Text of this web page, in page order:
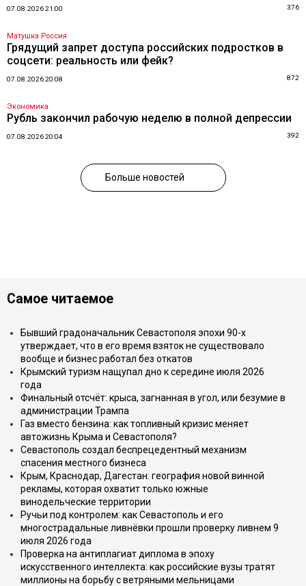
07.08.2026 21:00 376
Матушка Россия
Грядущий запрет доступа российских подростков в
соцсети: реальность или фейк?
07.08.2026 20:08 872
Экономика
Рубль закончил рабочую неделю в полной депрессии
07.08.2026 20:04 392
Больше новостей
Самое читаемое
Бывший градоначальник Севастополя эпохи 90-х
утверждает, что в его время взяток не существовало
вообще и бизнес работал без откатов
Крымский туризм нащупал дно к середине июля 2026
года
Финальный отсчёт: крыса, загнанная в угол, или безумие в
администрации Трампа
Газ вместо бензина: как топливный кризис меняет
автожизнь Крыма и Севастополя?
Севастополь создал беспрецедентный механизм
спасения местного бизнеса
Крым, Краснодар, Дагестан: география новой винной
рекламы, которая охватит только южные
винодельческие территории
Ручьи под контролем: как Севастополь и его
многострадальные ливнёвки прошли проверку ливнем 9
июля 2026 года
Проверка на антиплагиат диплома в эпоху
искусственного интеллекта: как российские вузы тратят
миллионы на борьбу с ветряными мельницами